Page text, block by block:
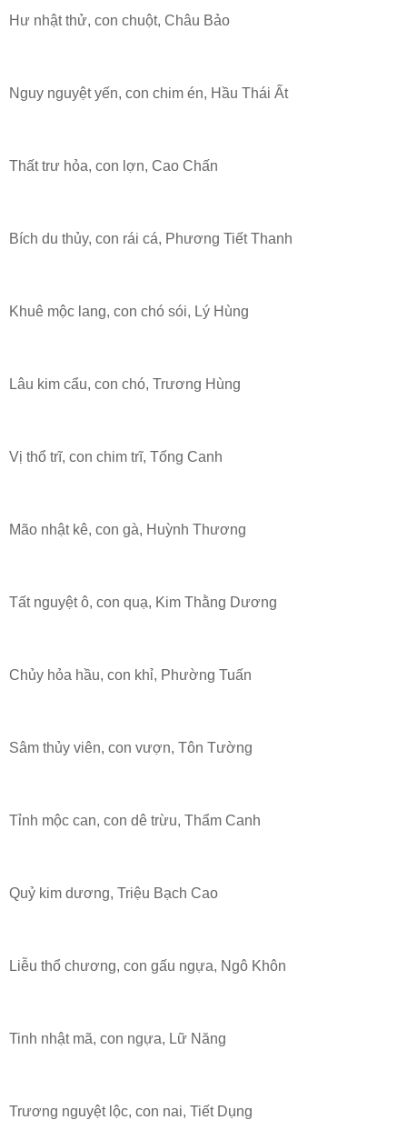
Hư nhật thử, con chuột, Châu Bảo
Nguy nguyệt yến, con chim én, Hầu Thái Ất
Thất trư hỏa, con lợn, Cao Chấn
Bích du thủy, con rái cá, Phương Tiết Thanh
Khuê mộc lang, con chó sói, Lý Hùng
Lâu kim cẩu, con chó, Trương Hùng
Vị thổ trĩ, con chim trĩ, Tống Canh
Mão nhật kê, con gà, Huỳnh Thương
Tất nguyệt ô, con quạ, Kim Thằng Dương
Chủy hỏa hầu, con khỉ, Phường Tuấn
Sâm thủy viên, con vượn, Tôn Tường
Tỉnh mộc can, con dê trừu, Thẩm Canh
Quỷ kim dương, Triệu Bạch Cao
Liễu thổ chương, con gấu ngựa, Ngô Khôn
Tinh nhật mã, con ngựa, Lữ Năng
Trương nguyệt lộc, con nai, Tiết Dụng